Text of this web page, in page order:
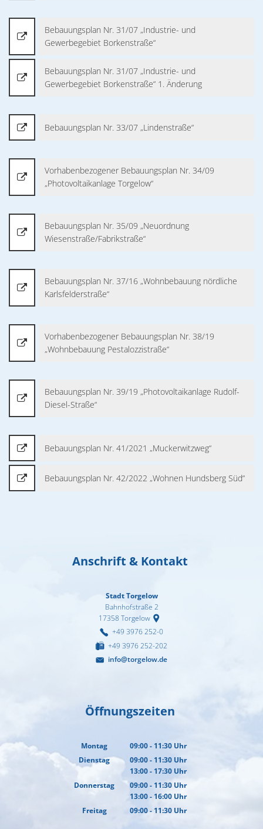
Bebauungsplan Nr. 31/07 „Industrie- und
Gewerbegebiet Borkenstraße“
Bebauungsplan Nr. 31/07 „Industrie- und
Gewerbegebiet Borkenstraße“ 1. Änderung
Bebauungsplan Nr. 33/07 „Lindenstraße“
Vorhabenbezogener Bebauungsplan Nr. 34/09
„Photovoltaikanlage Torgelow“
Bebauungsplan Nr. 35/09 „Neuordnung
Wiesenstraße/Fabrikstraße“
Bebauungsplan Nr. 37/16 „Wohnbebauung nördliche
Karlsfelderstraße“
Vorhabenbezogener Bebauungsplan Nr. 38/19
„Wohnbebauung Pestalozzistraße“
Bebauungsplan Nr. 39/19 „Photovoltaikanlage Rudolf-
Diesel-Straße“
Bebauungsplan Nr. 41/2021 „Muckerwitzweg“
Bebauungsplan Nr. 42/2022 „Wohnen Hundsberg Süd“
Anschrift & Kontakt
Stadt Torgelow
Bahnhofstraße 2
17358 Torgelow
+49 3976 252-0
+49 3976 252-202
info@torgelow.de
Öffnungszeiten
Montag 09:00- 11:30Uhr
Von 09:00 bis 11:30 Uhr
Dienstag 09:00- 11:30Uhr
Von 09:00 bis 11:30 Uhr
13:00- 17:30Uhr
Von 13:00 bis 17:30 Uhr
Donnerstag 09:00- 11:30Uhr
Von 09:00 bis 11:30 Uhr
13:00- 16:00Uhr
Von 13:00 bis 16:00 Uhr
Freitag 09:00- 11:30Uhr